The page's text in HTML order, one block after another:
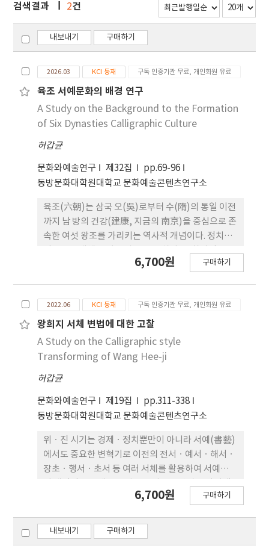
검색결과 2건
내보내기 구매하기
2026.03 KCI 등재 구독 인증기관 무료, 개인회원 유료
육조 서예문화의 배경 연구
A Study on the Background to the Formation
of Six Dynasties Calligraphic Culture
허갑균
문화와예술연구 제32집
pp.69-96
동방문화대학원대학교 문화예술콘텐츠연구소
육조(六朝)는 삼국 오(吳)로부터 수(隋)의 통일 이전
까지 남 방의 건강(建康, 지금의 南京)을 중심으로 존
속한 여섯 왕조를 가리키는 역사적 개념이다. 정치사
는 위진남북조(魏晉南北朝) 전체를 포 괄하는 시대
고, 육조 서 예가 자각적 예술로 성립ㆍ승화하는 과정
에서 작동한 정치ㆍ사 회적 조건과 교육ㆍ전승의 체
계를 함께 고찰하고자 한다. 이 를 위해 『진서』
·『세설신어』와 논서, 묘지명ㆍ조상기ㆍ사경 자
의 천재성만으로 설명되기 어 렵다. 남도 이후 정치ㆍ
사회 구조의 재편과 문벌 네트워크는 문화 축적의 기
반을 마련하였고, 현학ㆍ청담의 확산은 인물 품 평과
지표 로 만들었다. 또한 도교ㆍ불교의 확산은 사경(寫
經)ㆍ석각(石 刻) 등 매체 생산을 확대해 서예문화의
장을 넓혔다. 아울러 진 적(眞蹟)의 희소성은 모본 제
작과 유통을 촉발하고, 진위 감정 의 필요는 품평 어휘
를 ‘기운ㆍ풍격’에서 ‘필법ㆍ결구ㆍ장법’의 분
궁정 교 육, 여성의 참여, 민간의 용서(傭書)ㆍ사경
집단은 이러한 규범 을 재현ㆍ학습ㆍ확산시키는 제도
6,700원 구매하기
2022.06 KCI 등재 구독 인증기관 무료, 개인회원 유료
왕희지 서체 변법에 대한 고찰
A Study on the Calligraphic style
Transforming of Wang Hee-ji
허갑균
문화와예술연구 제19집
pp.311-338
동방문화대학원대학교 문화예술콘텐츠연구소
위ㆍ진 시기는 경제ㆍ정치뿐만이 아니라 서예(書藝)
에서도 중요한 변혁기로 이전의 전서ㆍ예서ㆍ해서ㆍ
장초ㆍ행서ㆍ초서 등 여러 서체를 활용하여 서예가들
다. 진나라 시기의 서예는 당시(唐詩)ㆍ 송사(宋詞)
후대에도 인정받았는데, 특히 ‘상운(尙韻)’의 서
예로 대표되는 왕희지 서예는 우아하고 표일한 기운
6,700원 구매하기
내보내기 구매하기